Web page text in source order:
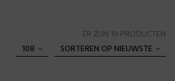
ER ZIJN 19 PRODUCTEN
SORTEREN OP NIEUWSTE
108